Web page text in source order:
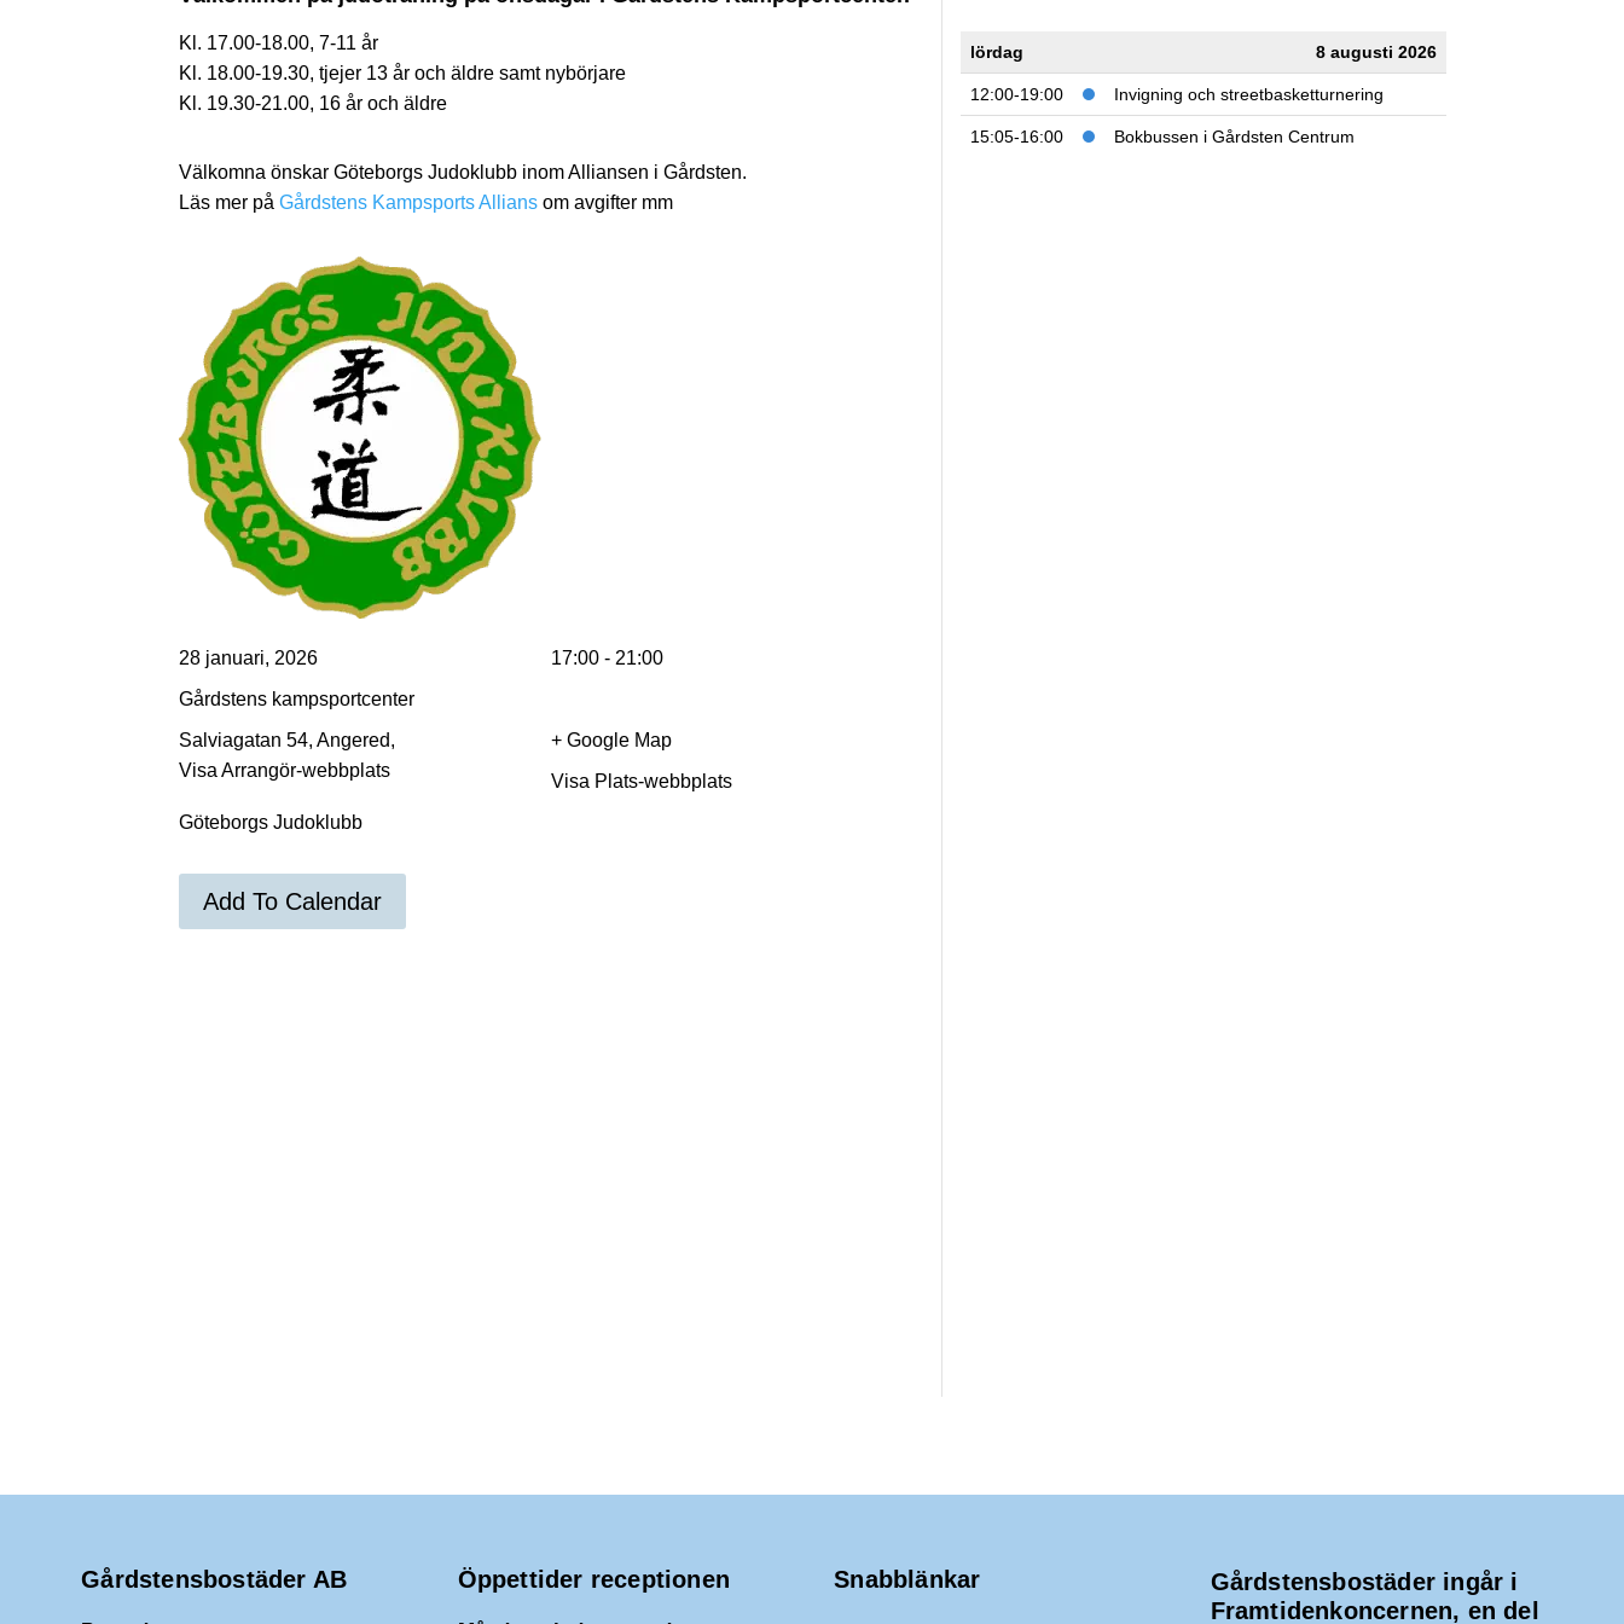
Kl. 17.00-18.00, 7-11 år
Kl. 18.00-19.30, tjejer 13 år och äldre samt nybörjare
Kl. 19.30-21.00, 16 år och äldre
Välkomna önskar Göteborgs Judoklubb inom Alliansen i Gårdsten.
Läs mer på Gårdstens Kampsports Allians om avgifter mm
28 januari, 2026
17:00 - 21:00
Gårdstens kampsportcenter
Salviagatan 54, Angered,
+ Google Map
Visa Plats-webbplats
Göteborgs Judoklubb
Visa Arrangör-webbplats
Add To Calendar
lördag 8 augusti 2026
12:00-19:00 Invigning och streetbasketturnering
15:05-16:00 Bokbussen i Gårdsten Centrum
Gårdstensbostäder AB Öppettider receptionen Snabblänkar
Gårdstensbostäder ingår i
Framtidenkoncernen, en del